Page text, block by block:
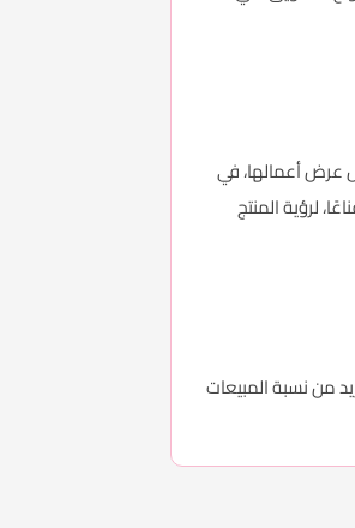
عرض أعمالها، في
لرؤية المنتج
من نسبة المبيعات